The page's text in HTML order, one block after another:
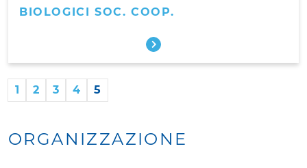
BIOLOGICI SOC. COOP.
1 2 3 4 5
ORGANIZZAZIONE